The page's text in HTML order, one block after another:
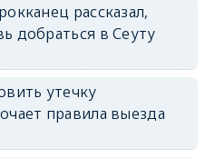
рассказал,
добраться в Сеуту
утечку
правила выезда